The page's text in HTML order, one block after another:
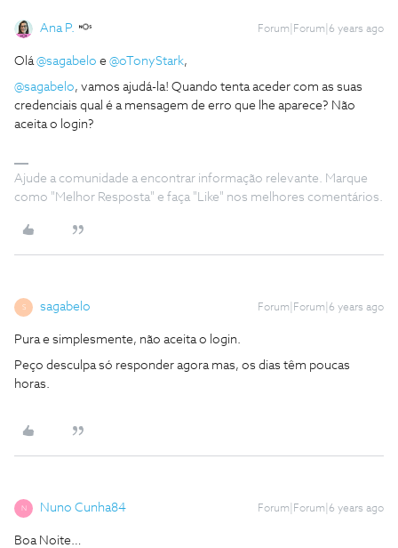
Ana P. Forum|Forum|6 years ago
Olá@sagabelo e @oTonyStark,
@sagabelo, vamos ajudá-la! Quando tenta aceder com as suas
credenciais qual é a mensagem de erro que lhe aparece? Não
aceita o login?
Ajude a comunidade a encontrar informação relevante. Marque
como "Melhor Resposta" e faça "Like" nos melhores comentários.
S sagabelo Forum|Forum|6 years ago
Pura e simplesmente, não aceita o login.
Peço desculpa só responder agora mas, os dias têm poucas
horas.
N Nuno Cunha84 Forum|Forum|6 years ago
Boa Noite…